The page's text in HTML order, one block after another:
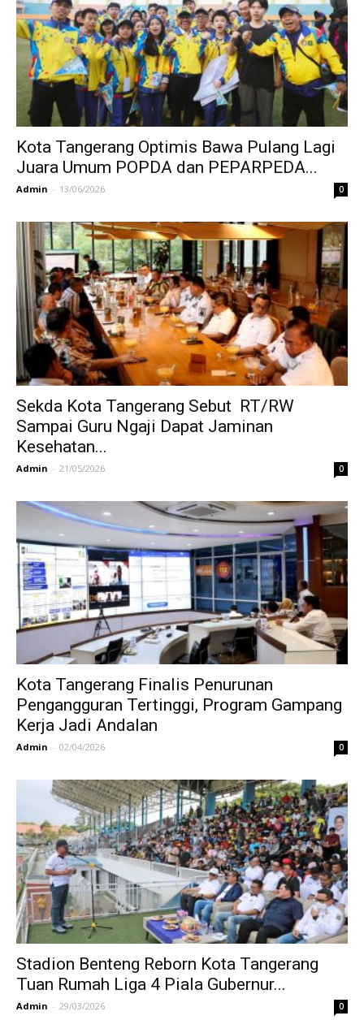
Kota Tangerang Optimis Bawa Pulang Lagi
Juara Umum POPDA dan PEPARPEDA...
Admin - 13/06/2026 0
Sekda Kota Tangerang Sebut RT/RW
Sampai Guru Ngaji Dapat Jaminan
Kesehatan...
Admin - 21/05/2026 0
Kota Tangerang Finalis Penurunan
Pengangguran Tertinggi, Program Gampang
Kerja Jadi Andalan
Admin - 02/04/2026 0
Stadion Benteng Reborn Kota Tangerang
Tuan Rumah Liga 4 Piala Gubernur...
Admin - 29/03/2026 0